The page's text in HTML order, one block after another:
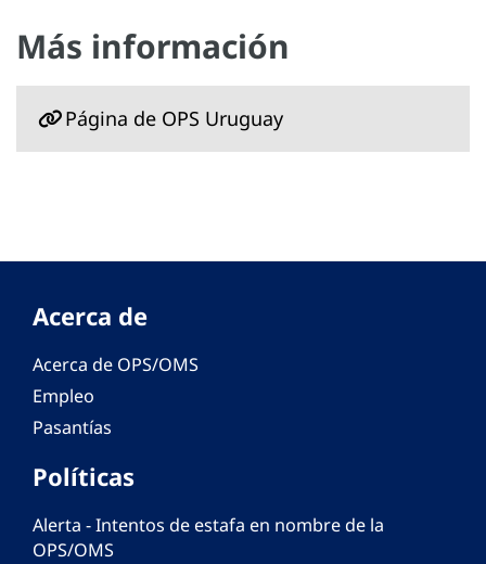
Más información
Página de OPS Uruguay
Acerca de
Acerca de OPS/OMS
Empleo
Pasantías
Políticas
Alerta - Intentos de estafa en nombre de la
OPS/OMS